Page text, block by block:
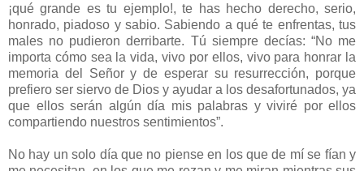
¡qué grande es tu ejemplo!, te has hecho derecho, serio,
honrado, piadoso y sabio. Sabiendo a qué te enfrentas, tus
males no pudieron derribarte. Tú siempre decías: “No me
importa cómo sea la vida, vivo por ellos, vivo para honrar la
memoria del Señor y de esperar su resurrección, porque
prefiero ser siervo de Dios y ayudar a los desafortunados, ya
que ellos serán algún día mis palabras y viviré por ellos
compartiendo nuestros sentimientos”.
No hay un solo día que no piense en los que de mí se fían y